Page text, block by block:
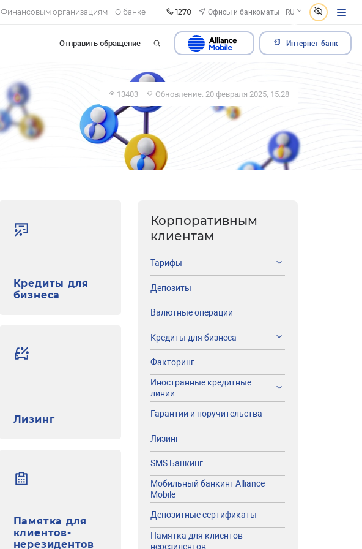
Финансовым организациям О банке 1270 Офисы и банкоматы RU
Отправить обращение Интернет-банк
13403 Обновление: 20 февраля 2025, 15:28
Кредиты для
бизнеса
Лизинг
Памятка для
клиентов-
нерезидентов
Корпоративным
клиентам
Тарифы
Депозиты
Валютные операции
Кредиты для бизнеса
Факторинг
Иностранные кредитные
линии
Гарантии и поручительства
Лизинг
SMS Банкинг
Мобильный банкинг Alliance
Mobile
Депозитные сертификаты
Памятка для клиентов-
нерезидентов